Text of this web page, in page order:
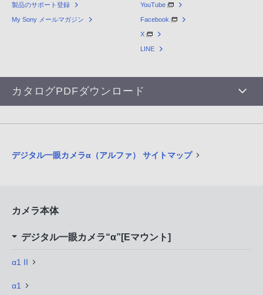
製品のサポート登録
My Sony メールマガジン
YouTube
Facebook
X
LINE
カタログPDFダウンロード
デジタル一眼カメラα（アルファ） サイトマップ
カメラ本体
デジタル一眼カメラ“α”[Eマウント]
α1 II
α1